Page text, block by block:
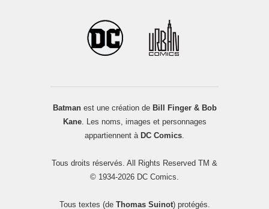
Batmanest une création de Bill Finger & Bob
Kane. Les noms, images et personnages
appartiennent à DC Comics
Tous droits réservés. All Rights Reserved TM &
© 1934-2026 DC Comics.
Tous textes (de Thomas Suinot) protégés.